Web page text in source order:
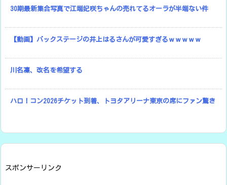
30期最新集合写真で江端妃咲ちゃんの売れてるオーラが半端ない件
【動画】バックステージの井上はるさんが可愛すぎるｗｗｗｗｗ
川名凜、改名を希望する
ハロ！コン2026チケット到着、トヨタアリーナ東京の席にファン驚き
スポンサーリンク